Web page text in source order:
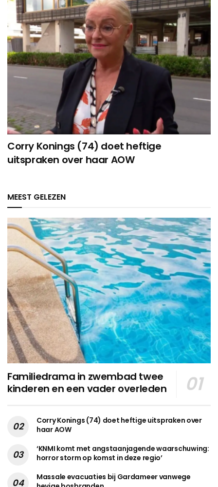
Corry Konings (74) doet heftige
uitspraken over haar AOW
MEEST GELEZEN
Familiedrama in zwembad twee
kinderen en een vader overleden
Corry Konings (74) doet heftige uitspraken over
haar AOW
‘KNMI komt met angstaanjagende waarschuwing:
horror storm op komst in deze regio’
Massale evacuaties bij Gardameer vanwege